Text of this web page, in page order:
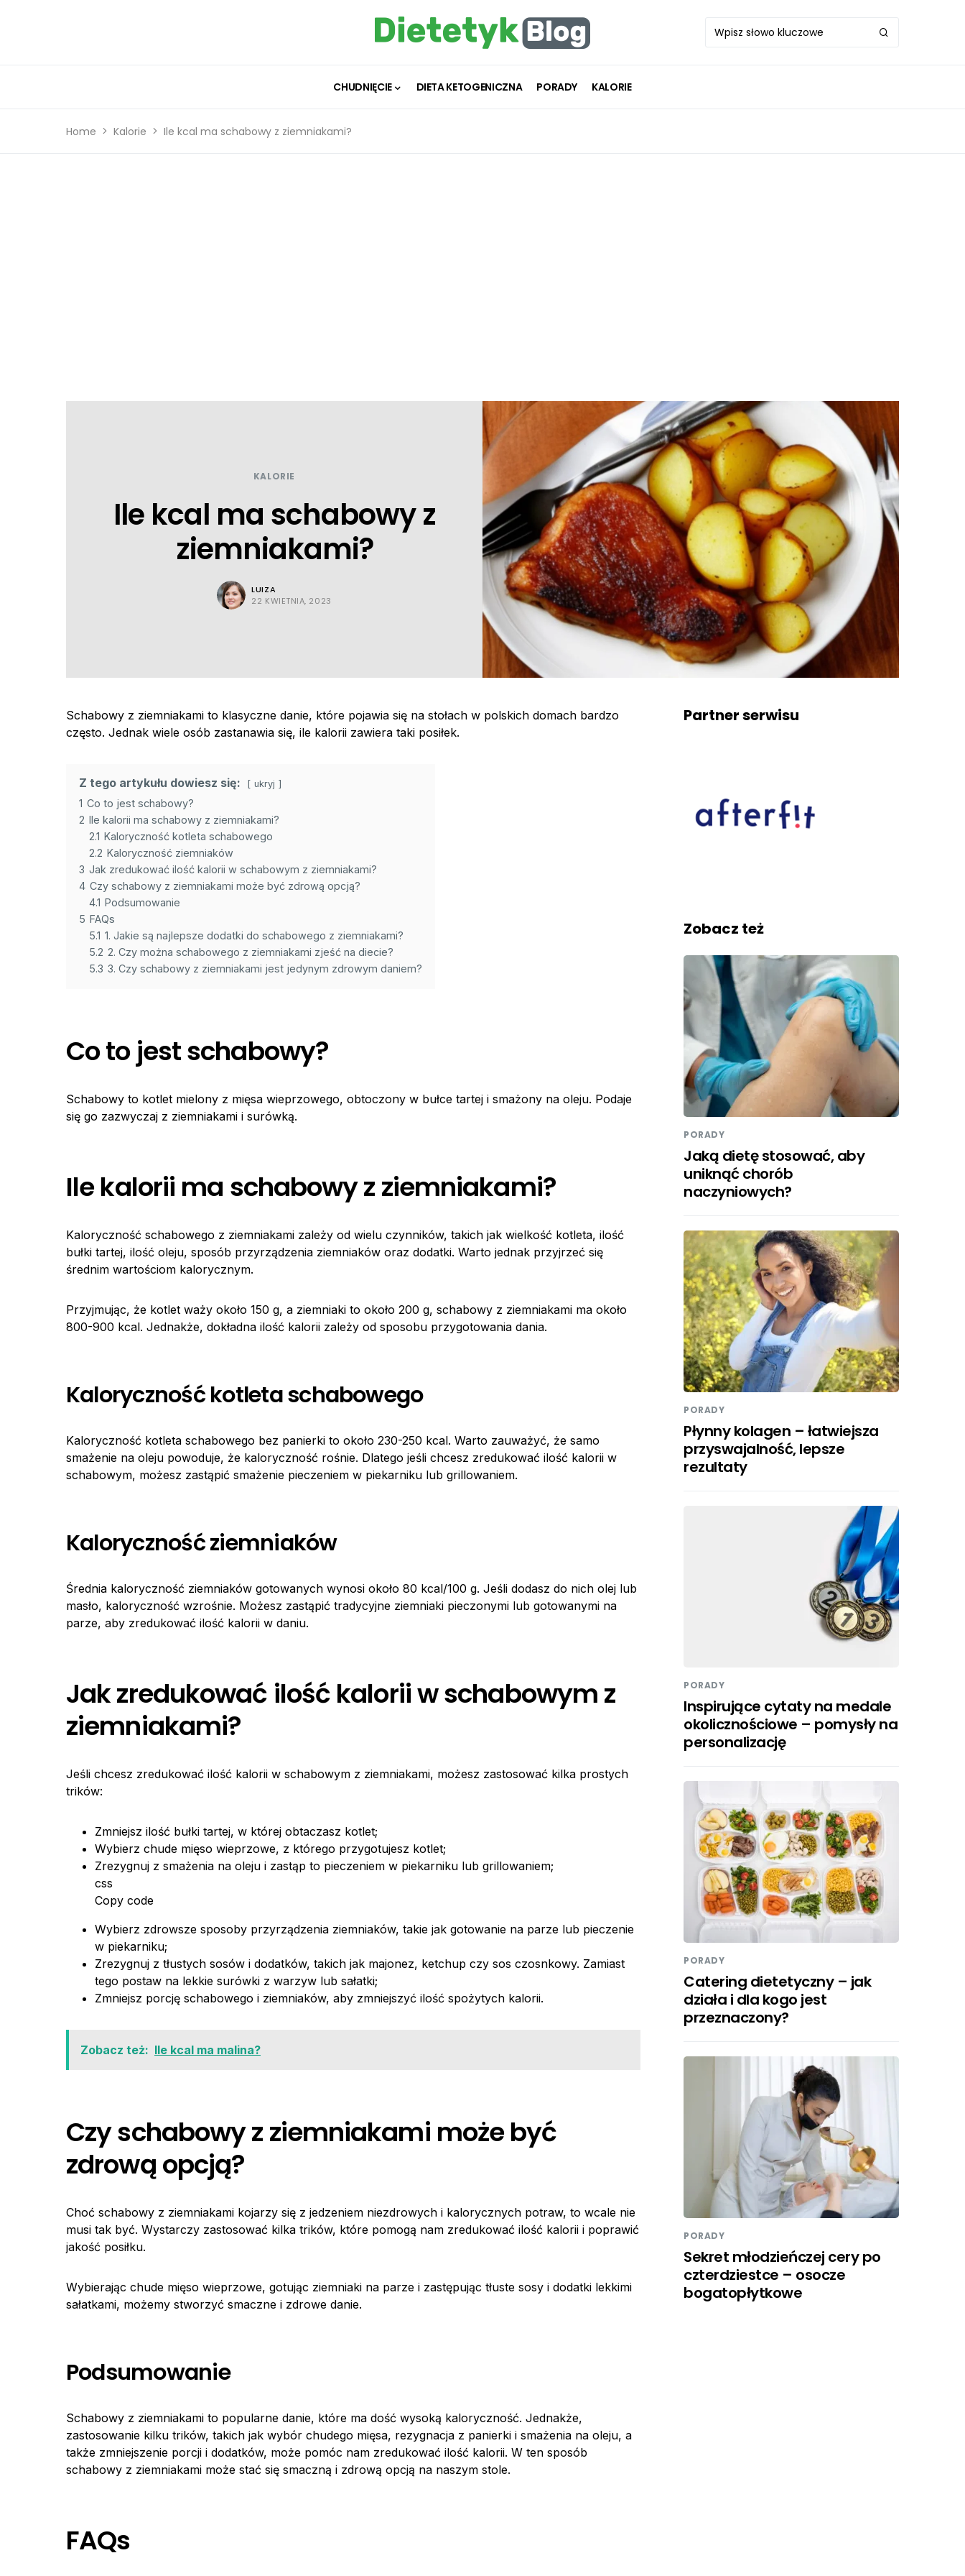
CHUDNIĘCIE DIETA KETOGENICZNA PORADY KALORIE
Home Kalorie Ile kcal ma schabowy z ziemniakami?
KALORIE
Ile kcal ma schabowy z
ziemniakami?
LUIZA
22 KWIETNIA, 2023
Schabowy z ziemniakami to klasyczne danie, które pojawia się na stołach w polskich domach bardzo
często. Jednak wiele osób zastanawia się, ile kalorii zawiera taki posiłek.
Z tego artykułu dowiesz się: ukryj
1 Co to jest schabowy?
2 Ile kalorii ma schabowy z ziemniakami?
2.1 Kaloryczność kotleta schabowego
2.2 Kaloryczność ziemniaków
3 Jak zredukować ilość kalorii w schabowym z ziemniakami?
4 Czy schabowy z ziemniakami może być zdrową opcją?
4.1 Podsumowanie
5 FAQs
5.1 1. Jakie są najlepsze dodatki do schabowego z ziemniakami?
5.2 2. Czy można schabowego z ziemniakami zjeść na diecie?
5.3 3. Czy schabowy z ziemniakami jest jedynym zdrowym daniem?
Co to jest schabowy?
Schabowy to kotlet mielony z mięsa wieprzowego, obtoczony w bułce tartej i smażony na oleju. Podaje
się go zazwyczaj z ziemniakami i surówką.
Ile kalorii ma schabowy z ziemniakami?
Kaloryczność schabowego z ziemniakami zależy od wielu czynników, takich jak wielkość kotleta, ilość
bułki tartej, ilość oleju, sposób przyrządzenia ziemniaków oraz dodatki. Warto jednak przyjrzeć się
średnim wartościom kalorycznym.
Przyjmując, że kotlet waży około 150 g, a ziemniaki to około 200 g, schabowy z ziemniakami ma około
800-900 kcal. Jednakże, dokładna ilość kalorii zależy od sposobu przygotowania dania.
Kaloryczność kotleta schabowego
Kaloryczność kotleta schabowego bez panierki to około 230-250 kcal. Warto zauważyć, że samo
smażenie na oleju powoduje, że kaloryczność rośnie. Dlatego jeśli chcesz zredukować ilość kalorii w
schabowym, możesz zastąpić smażenie pieczeniem w piekarniku lub grillowaniem.
Kaloryczność ziemniaków
Średnia kaloryczność ziemniaków gotowanych wynosi około 80 kcal/100 g. Jeśli dodasz do nich olej lub
masło, kaloryczność wzrośnie. Możesz zastąpić tradycyjne ziemniaki pieczonymi lub gotowanymi na
parze, aby zredukować ilość kalorii w daniu.
Jak zredukować ilość kalorii w schabowym z
ziemniakami?
Jeśli chcesz zredukować ilość kalorii w schabowym z ziemniakami, możesz zastosować kilka prostych
trików:
Zmniejsz ilość bułki tartej, w której obtaczasz kotlet;
Wybierz chude mięso wieprzowe, z którego przygotujesz kotlet;
Zrezygnuj z smażenia na oleju i zastąp to pieczeniem w piekarniku lub grillowaniem;
css
Copy code
Wybierz zdrowsze sposoby przyrządzenia ziemniaków, takie jak gotowanie na parze lub pieczenie
w piekarniku;
Zrezygnuj z tłustych sosów i dodatków, takich jak majonez, ketchup czy sos czosnkowy. Zamiast
tego postaw na lekkie surówki z warzyw lub sałatki;
Zmniejsz porcję schabowego i ziemniaków, aby zmniejszyć ilość spożytych kalorii.
Zobacz też: Ile kcal ma malina?
Czy schabowy z ziemniakami może być
zdrową opcją?
Choć schabowy z ziemniakami kojarzy się z jedzeniem niezdrowych i kalorycznych potraw, to wcale nie
musi tak być. Wystarczy zastosować kilka trików, które pomogą nam zredukować ilość kalorii i poprawić
jakość posiłku.
Wybierając chude mięso wieprzowe, gotując ziemniaki na parze i zastępując tłuste sosy i dodatki lekkimi
sałatkami, możemy stworzyć smaczne i zdrowe danie.
Podsumowanie
Schabowy z ziemniakami to popularne danie, które ma dość wysoką kaloryczność. Jednakże,
zastosowanie kilku trików, takich jak wybór chudego mięsa, rezygnacja z panierki i smażenia na oleju, a
także zmniejszenie porcji i dodatków, może pomóc nam zredukować ilość kalorii. W ten sposób
schabowy z ziemniakami może stać się smaczną i zdrową opcją na naszym stole.
FAQs
Partner serwisu
Zobacz też
PORADY
Jaką dietę stosować, aby
uniknąć chorób
naczyniowych?
PORADY
Płynny kolagen – łatwiejsza
przyswajalność, lepsze
rezultaty
PORADY
Inspirujące cytaty na medale
okolicznościowe – pomysły na
personalizację
PORADY
Catering dietetyczny – jak
działa i dla kogo jest
przeznaczony?
PORADY
Sekret młodzieńczej cery po
czterdziestce – osocze
bogatopłytkowe